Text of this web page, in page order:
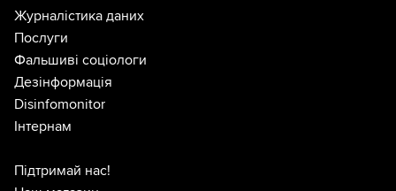
Журналістика даних
Послуги
Фальшиві соціологи
Дезінформація
Disinfomonitor
Інтернам
Підтримай нас!